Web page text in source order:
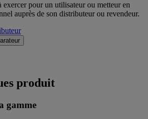
exercer pour un utilisateur ou metteur en
auprès de son distributeur ou revendeur.
produit
gamme